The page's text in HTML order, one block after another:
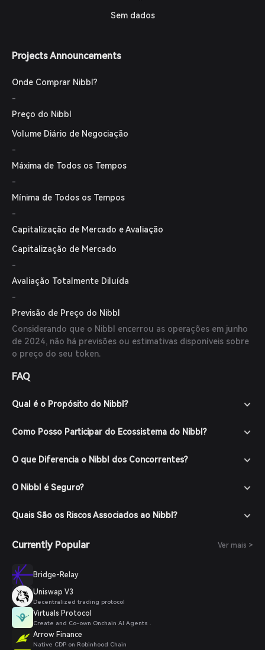
Sem dados
Projects Announcements
Onde Comprar Nibbl?
-
Preço do Nibbl
Volume Diário de Negociação
-
Máxima de Todos os Tempos
-
Mínima de Todos os Tempos
-
Capitalização de Mercado e Avaliação
Capitalização de Mercado
-
Avaliação Totalmente Diluída
-
Previsão de Preço do Nibbl
Considerando que o Nibbl encerrou as operações em junho
de 2024, não há previsões ou estimativas disponíveis sobre
o preço do seu token.
FAQ
Qual é o Propósito do Nibbl?
Como Posso Participar do Ecossistema do Nibbl?
O que Diferencia o Nibbl dos Concorrentes?
O Nibbl é Seguro?
Quais São os Riscos Associados ao Nibbl?
Currently Popular Ver mais >
Bridge-Relay
Uniswap V3
Decentralized trading protocol
Virtuals Protocol
Create and Co-own Onchain AI Agents .
Arrow Finance
Native CDP on Robinhood Chain